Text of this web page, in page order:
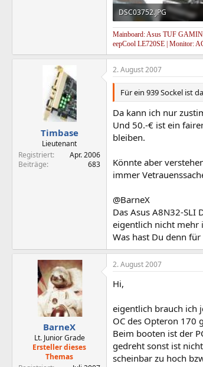
DSC03752.JPG
150,2 KB · Aufrufe: 283
Mainboard: Asus TUF
eepCool LE720SE | Monitor:
Timbase
Lieutenant
Registriert
Apr. 2006
Beiträge
683
2. August 2007
Für ein 939 Sockel ist
Da kann ich nur
Und 50.-€ ist ein
bleiben.
Könnte aber
immer
@BarneX
Das Asus A8N32-SLI
eigentlich nicht mehr
Was hast Du denn für
BarneX
Lt. Junior Grade
Ersteller dieses
Themas
2. August 2007
Hi,
eigentlich brauch ich
OC des Opteron 170
Beim booten ist der
gedreht sonst ist
scheinbar zu hoch